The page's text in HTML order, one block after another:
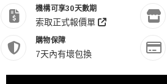
機構可享30天數期
索取正式報價單
購物保障
7天內有壞包換